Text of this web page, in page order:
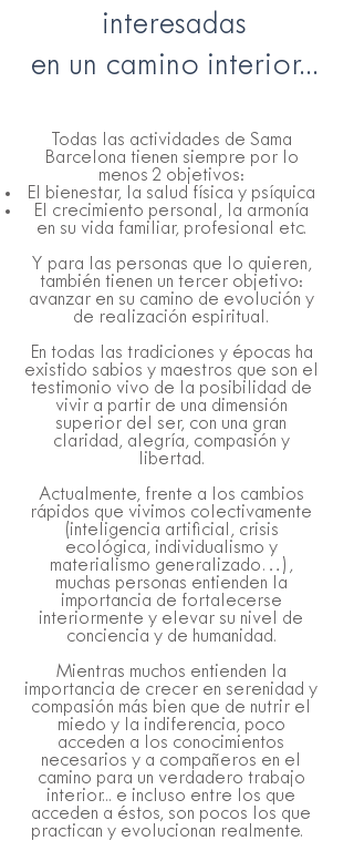
interesadas
en un camino interior...
Todas las actividades de Sama
Barcelona tienen siempre por lo
menos 2 objetivos:
El bienestar, la salud física y psíquica
El crecimiento personal, la armonía
en su vida familiar, profesional etc.
Y para las personas que lo quieren,
también tienen un tercer objetivo:
avanzar en su camino de evolución y
de realización espiritual.
En todas las tradiciones y épocas ha
existido sabios y maestros que son el
testimonio vivo de la posibilidad de
vivir a partir de una dimensión
superior del ser, con una gran
claridad, alegría, compasión y
libertad.
Actualmente, frente a los cambios
rápidos que vivimos colectivamente
(inteligencia artificial, crisis
ecológica, individualismo y
materialismo generalizado…),
muchas personas entienden la
importancia de fortalecerse
interiormente y elevar su nivel de
conciencia y de humanidad.
Mientras muchos entienden la
importancia de crecer en serenidad y
compasión más bien que de nutrir el
miedo y la indiferencia, poco
acceden a los conocimientos
necesarios y a compañeros en el
camino para un verdadero trabajo
interior... e incluso entre los que
acceden a éstos, son pocos los que
practican y evolucionan realmente.